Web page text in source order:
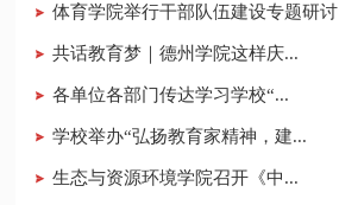
体育学院举行干部队伍建设专题研讨
​共话教育梦｜德州学院这样庆...
​各单位各部门传达学习学校“...
学校举办“弘扬教育家精神，建...
​生态与资源环境学院召开《中...